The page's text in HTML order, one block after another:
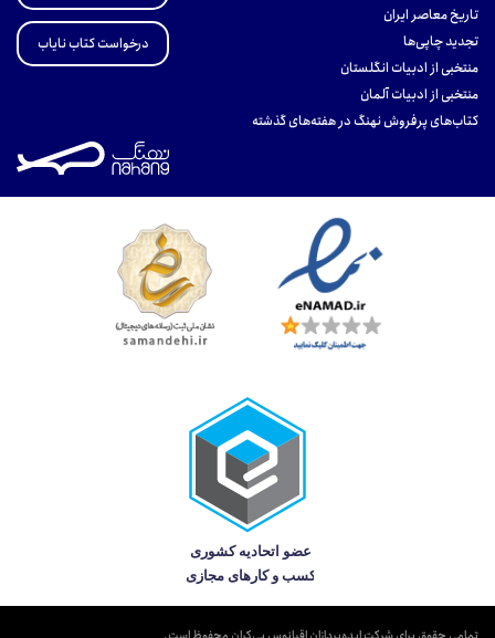
تاریخ معاصر ایران
تجدید چاپی‌ها
منتخبی از ادبیات انگلستان
منتخبی از ادبیات آلمان
کتاب‌های پرفروش نهنگ در هفته‌های گذشته
درخواست کتاب نایاب